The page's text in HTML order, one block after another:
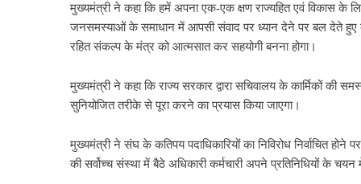
मुख्यमंत्री ने कहा कि हमें अपना एक-एक क्षण राज्यहित एवं विकास के लिए
जनसमस्याओं के समाधान में आपसी संवाद पर ध्यान देने पर बल देते हुए
रहित संकल्प के मंत्र को आत्मसात कर सहयोगी बनना होगा।
मुख्यमंत्री ने कहा कि राज्य सरकार द्वारा सचिवालय के कार्मिकों की
सुनियोजित तरीके से पूरा करने का प्रयास किया जाएगा।
मुख्यमंत्री ने संघ के कतिपय पदाधिकारियों का निविरोध निर्वाचित
की सर्वोच्च संस्था में बैठे अधिकारी कर्मचारी अपने प्रतिनिधियों के